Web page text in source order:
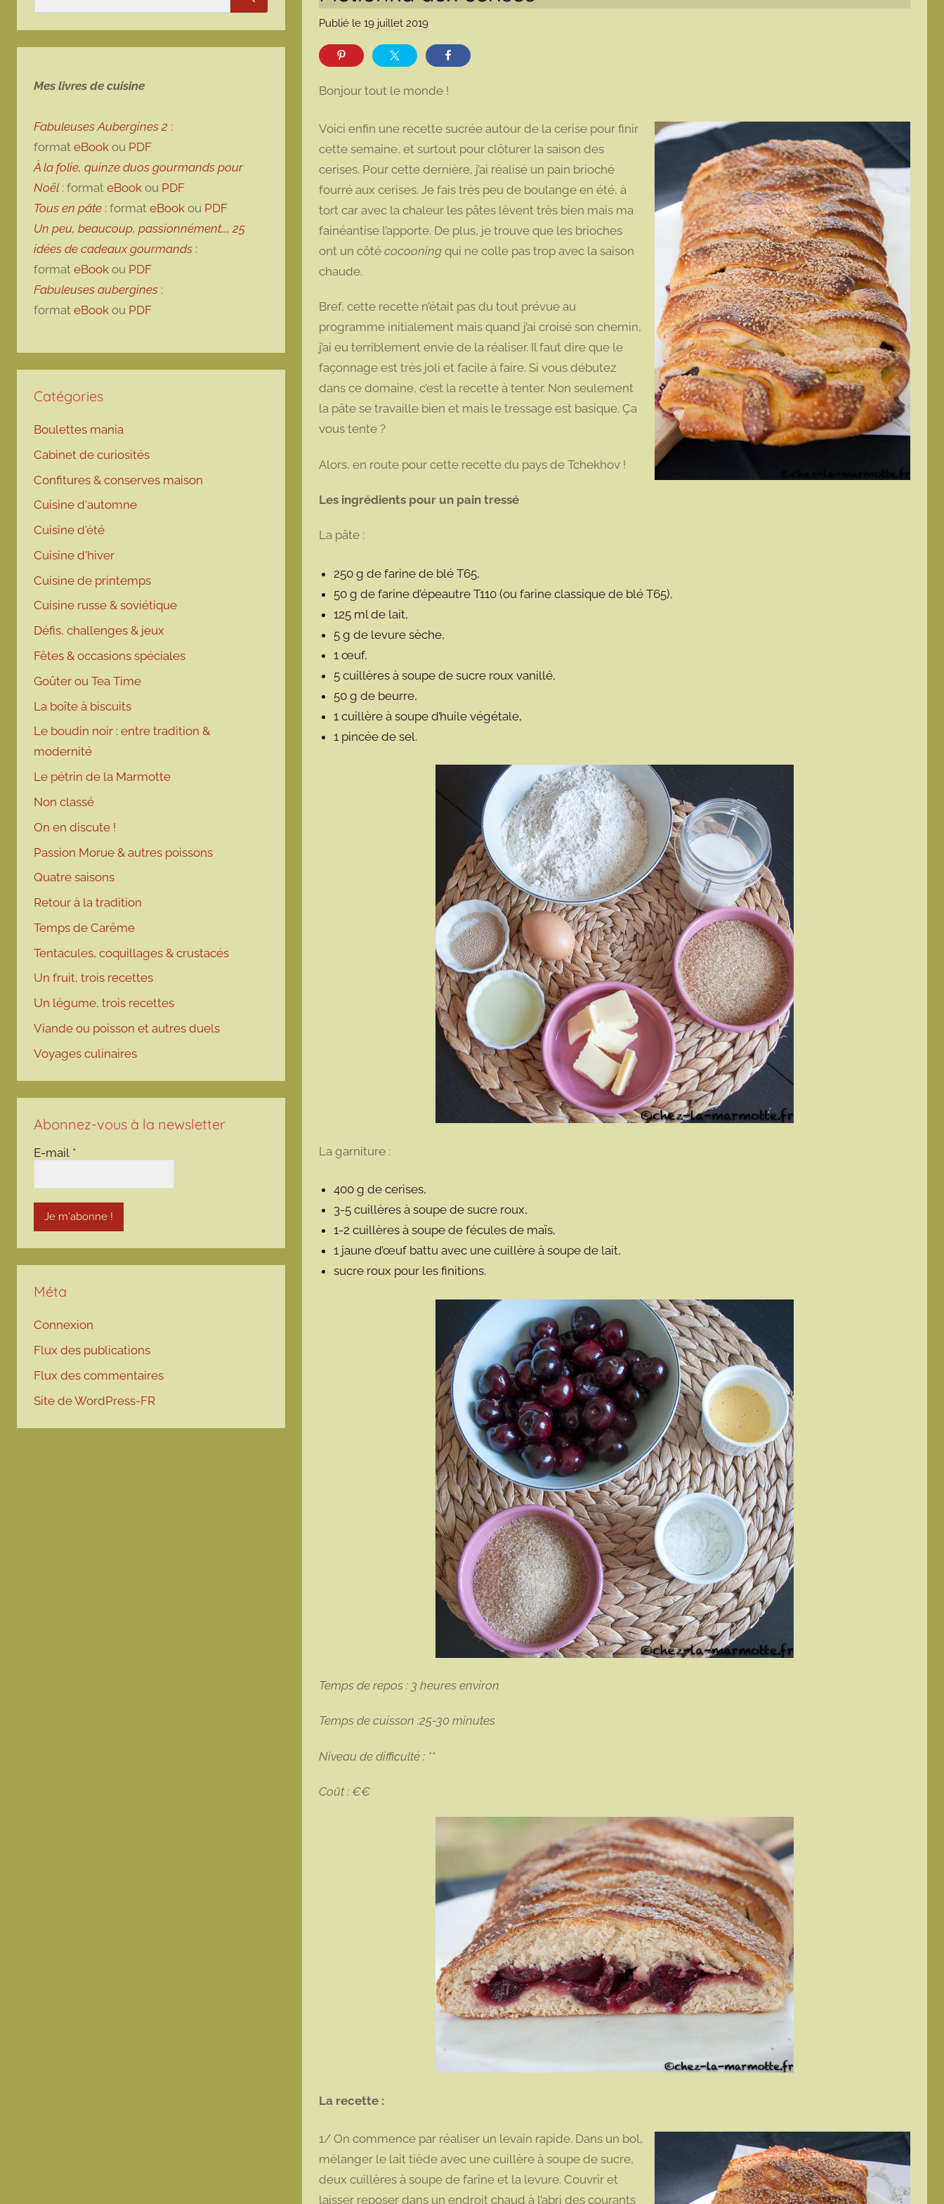
Publié le 19 juillet 2019p
r
a
m
o
t
t
e
Bonjour tout le monde !
Voici enfin une recette sucrée autour de la cerise pour finir
cette semaine, et surtout pour clôturer la saison des
cerises. Pour cette dernière, j’ai réalisé un pain brioché
fourré aux cerises. Je fais très peu de boulange en été, à
tort car avec la chaleur les pâtes lèvent très bien mais ma
fainéantise l’apporte. De plus, je trouve que les brioches
ont un côté cocooningqui ne colle pas trop avec la saison
chaude.
Bref, cette recette n’était pas du tout prévue au
programme initialement mais quand j’ai croisé son chemin,
j’ai eu terriblement envie de la réaliser. Il faut dire que le
façonnage est très joli et facile à faire. Si vous débutez
dans ce domaine, c’est la recette à tenter. Non seulement
la pâte se travaille bien et mais le tressage est basique. Ça
vous tente ?
Alors, en route pour cette recette du pays de Tchekhov !
Les ingrédients pour un pain tressé
La pâte :
250 g de farine de blé T65,
50 g de farine d’épeautre T110 (ou farine classique de blé T65),
125 ml de lait,
5 g de levure sèche,
1 œuf,
5 cuillères à soupe de sucre roux vanillé,
50 g de beurre,
1 cuillère à soupe d’huile végétale,
1 pincée de sel.
La garniture :
400 g de cerises,
3-5 cuillères à soupe de sucre roux,
1-2 cuillères à soupe de fécules de maïs,
1 jaune d’œuf battu avec une cuillère à soupe de lait,
sucre roux pour les finitions.
Temps de repos : 3 heures environ
Temps de cuisson :25-30 minutes
Niveau de difficulté : **
Coût : €€
La recette :
1/ On commence par réaliser un levain rapide. Dans un bol,
mélanger le lait tiède avec une cuillère à soupe de sucre,
deux cuillères à soupe de farine et la levure. Couvrir et
laisser reposer dans un endroit chaud à l’abri des courants
Rechercher
Mes livres de cuisine
Fabuleuses Aubergines 2 :
format eBook ou PDF
À la folie, quinze duos gourmands pour
Noël : format eBook ou PDF
Tous en pâte : format eBook ou PDF
Un peu, beaucoup, passionnément…, 25
idées de cadeaux gourmands :
format eBook ou PDF
Fabuleuses aubergines :
format eBook ou PDF
Catégories
Boulettes mania
Cabinet de curiosités
Confitures & conserves maison
Cuisine d'automne
Cuisine d'été
Cuisine d'hiver
Cuisine de printemps
Cuisine russe & soviétique
Défis, challenges & jeux
Fêtes & occasions spéciales
Goûter ou Tea Time
La boîte à biscuits
Le boudin noir : entre tradition &
modernité
Le pétrin de la Marmotte
Non classé
On en discute !
Passion Morue & autres poissons
Quatre saisons
Retour à la tradition
Temps de Carême
Tentacules, coquillages & crustacés
Un fruit, trois recettes
Un légume, trois recettes
Viande ou poisson et autres duels
Voyages culinaires
Abonnez-vous à la newsletter
E-mail *
Méta
Connexion
Flux des publications
Flux des commentaires
Site de WordPress-FR